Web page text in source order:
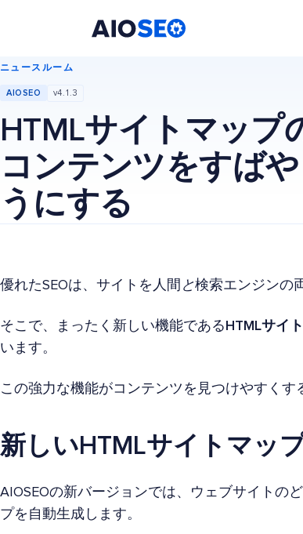
ニュースルーム
AIOSEO v4.1.3
HTMLサイトマップ
コンテンツをすば
うにする
優れたSEOは、サイトを人間 と検索エンジンの
そこで、まったく新しい機能である HTMLサイ
います。
この強力な機能がコンテンツを見つけやすくす
新しいHTMLサイトマッ
AIOSEOの新バージョンでは、ウェブサイトの
プを自動生成します。